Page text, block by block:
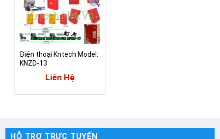
HỖ TRỢ TRỰC TUYẾN
Điện thoại Kntech Model:
KNZD-13
Liên Hệ